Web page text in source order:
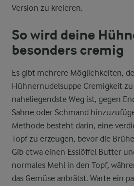
Version zu kreieren.
So wird deine
besonders cremig
Es gibt mehrere Möglichkeiten,
Hühnernudelsuppe Cremigkeit
naheliegendste Weg ist, gegen
Sahne oder Schmand
Methode besteht darin, eine
Topf zu erzeugen, bevor die
Gib etwa einen Esslöffel Butter
normales Mehl in den Topf,
das Gemüse anbrätst. Warte ein